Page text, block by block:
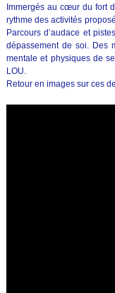
Immergés au cœur du fort
rythme des activités
Parcours d’audace et
dépassement de soi. Des
mentale et physiques de
LOU.
Retour en images sur ces